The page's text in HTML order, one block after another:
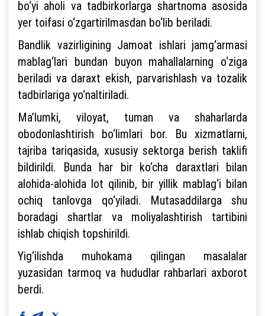
bo‘yi aholi va tadbirkorlarga shartnoma asosida
yer toifasi o‘zgartirilmasdan bo‘lib beriladi.
Bandlik vazirligining Jamoat ishlari jamg‘armasi
mablag‘lari bundan buyon mahallalarning o‘ziga
beriladi va daraxt ekish, parvarishlash va tozalik
tadbirlariga yo‘naltiriladi.
Ma’lumki, viloyat, tuman va shaharlarda
obodonlashtirish bo‘limlari bor. Bu xizmatlarni,
tajriba tariqasida, xususiy sektorga berish taklifi
bildirildi. Bunda har bir ko‘cha daraxtlari bilan
alohida-alohida lot qilinib, bir yillik mablag‘i bilan
ochiq tanlovga qo‘yiladi. Mutasaddilarga shu
boradagi shartlar va moliyalashtirish tartibini
ishlab chiqish topshirildi.
Yig‘ilishda muhokama qilingan masalalar
yuzasidan tarmoq va hududlar rahbarlari axborot
berdi.